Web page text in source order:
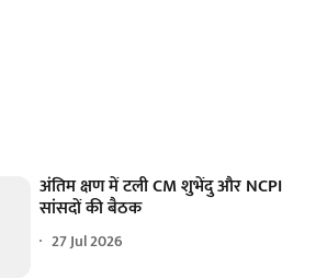
अंतिम क्षण में टली CM शुभेंदु और NCPI
सांसदों की बैठक
27 Jul 2026